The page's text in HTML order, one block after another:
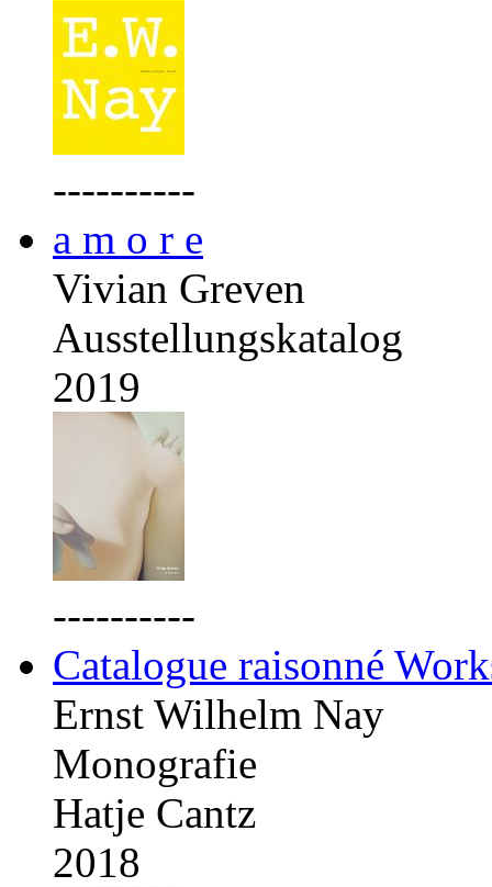
----------
a m o r e
Vivian Greven
Ausstellungskatalog
2019
----------
Catalogue raisonné
Ernst Wilhelm Nay
Monografie
Hatje Cantz
2018